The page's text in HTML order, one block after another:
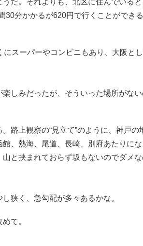
だ。それよりも、北区に住んでいると
30分かかるが620円で行くことができ
スーパーやコンビニもあり、大阪と
しみだったが、そういった場所がな
路上観察の“見立て”のように、神戸の
、熱海、尾道、長崎、別府あたりに
と挟まれておらず坂もないのでダメ
狭く、急勾配が多々あるかな。
て。